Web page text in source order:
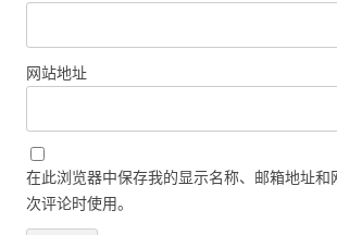
网站地址
在此浏览器中保存我的显示名称、邮箱地址和
次评论时使用。